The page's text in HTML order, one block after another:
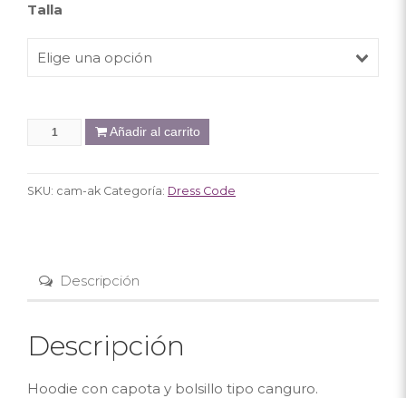
Talla
Elige una opción
Añadir al carrito
SKU: cam-ak Categoría: Dress Code
Descripción
Descripción
Hoodie con capota y bolsillo tipo canguro.